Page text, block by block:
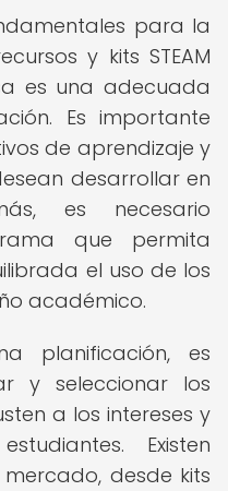
para la
y kits STEAM
es una adecuada
Es importante
de aprendizaje y
desarrollar en
es necesario
que permita
el uso de los
académico.
planificación, es
y seleccionar los
a los intereses y
Existen
desde kits